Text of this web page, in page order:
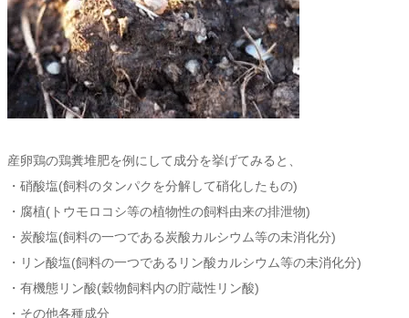
産卵鶏の鶏糞堆肥を例にして成分を挙げてみると、
・硝酸塩(飼料のタンパクを分解して硝化したもの)
・腐植(トウモロコシ等の植物性の飼料由来の排泄物)
・炭酸塩(飼料の一つである炭酸カルシウム等の未消化分)
・リン酸塩(飼料の一つであるリン酸カルシウム等の未消化分)
・有機態リン酸(穀物飼料内の貯蔵性リン酸)
・その他各種成分